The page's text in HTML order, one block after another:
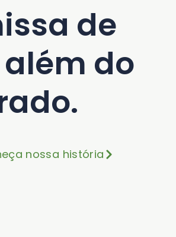
de
do
nossa história